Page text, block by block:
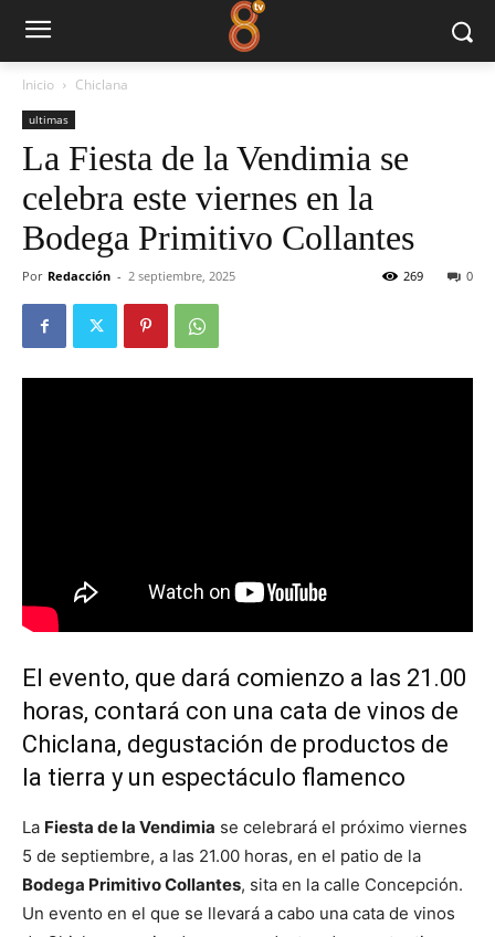
Inicio Chiclana
ultimas
La Fiesta de la Vendimia se
celebra este viernes en la
Bodega Primitivo Collantes
Por Redacción - 2 septiembre, 2025 0
269
El evento, que dará comienzo a las 21.00
horas, contará con una cata de vinos de
Chiclana, degustación de productos de
la tierra y un espectáculo flamenco
La Fiesta de la Vendimia se celebrará el próximo viernes
5 de septiembre, a las 21.00 horas, en el patio de la
Bodega Primitivo Collantes, sita en la calle Concepción.
Un evento en el que se llevará a cabo una cata de vinos